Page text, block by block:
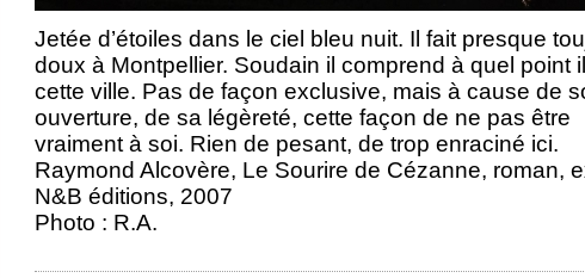
Jetée d’étoiles dans le ciel bleu nuit. Il fait presque
doux à Montpellier. Soudain il comprend à quel point
cette ville. Pas de façon exclusive, mais à cause de
ouverture, de sa légèreté, cette façon de ne pas être
vraiment à soi. Rien de pesant, de trop enraciné ici.
Raymond Alcovère, Le Sourire de Cézanne, roman,
N&B éditions, 2007
Photo : R.A.